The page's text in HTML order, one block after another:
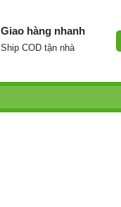
Giao hàng nhanh
Ship COD tận nhà